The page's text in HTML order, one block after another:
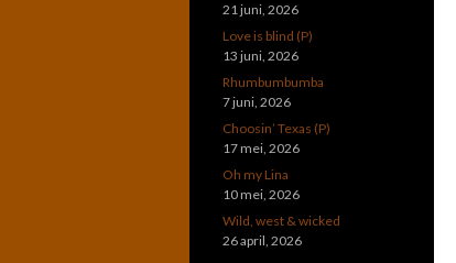
21 juni, 2026
Love is blind (P)
13 juni, 2026
Rhumbumbumba
7 juni, 2026
Choosin’ Texas (P)
17 mei, 2026
Oh my Lina
10 mei, 2026
Wild, west & wicked
26 april, 2026